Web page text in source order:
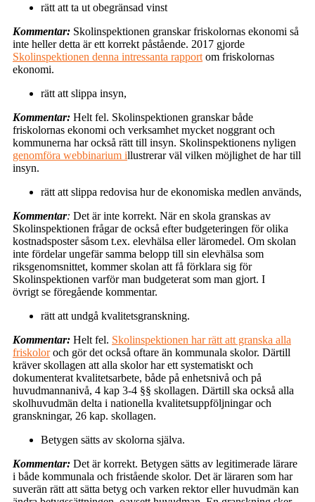
rätt att ta ut obegränsad vinst
Kommentar: Skolinspektionen granskar friskolornas ekonomi så
inte heller detta är ett korrekt påstående. 2017 gjorde
Skolinspektionen denna intressanta rapport om friskolornas
ekonomi.
rätt att slippa insyn,
Kommentar: Helt fel. Skolinspektionen granskar både
friskolornas ekonomi och verksamhet mycket noggrant och
kommunerna har också rätt till insyn. Skolinspektionens nyligen
genomföra webbinarium illustrerar väl vilken möjlighet de har till
insyn.
rätt att slippa redovisa hur de ekonomiska medlen används,
Kommentar: Det är inte korrekt. När en skola granskas av
Skolinspektionen frågar de också efter budgeteringen för olika
kostnadsposter såsom t.ex. elevhälsa eller läromedel. Om skolan
inte fördelar ungefär samma belopp till sin elevhälsa som
riksgenomsnittet, kommer skolan att få förklara sig för
Skolinspektionen varför man budgeterat som man gjort. I
övrigt se föregående kommentar.
rätt att undgå kvalitetsgranskning.
Kommentar: Helt fel. Skolinspektionen har rätt att granska alla
friskoloroch gör det också oftare än kommunala skolor. Därtill
kräver skollagen att alla skolor har ett systematiskt och
dokumenterat kvalitetsarbete, både på enhetsnivå och på
huvudmannanivå, 4 kap 3-4 §§ skollagen. Därtill ska också alla
skolhuvudmän delta i nationella kvalitetsuppföljningar och
granskningar, 26 kap. skollagen.
Betygen sätts av skolorna själva.
Kommentar: Det är korrekt. Betygen sätts av legitimerade lärare
i både kommunala och fristående skolor. Det är läraren som har
suverän rätt att sätta betyg och varken rektor eller huvudmän kan